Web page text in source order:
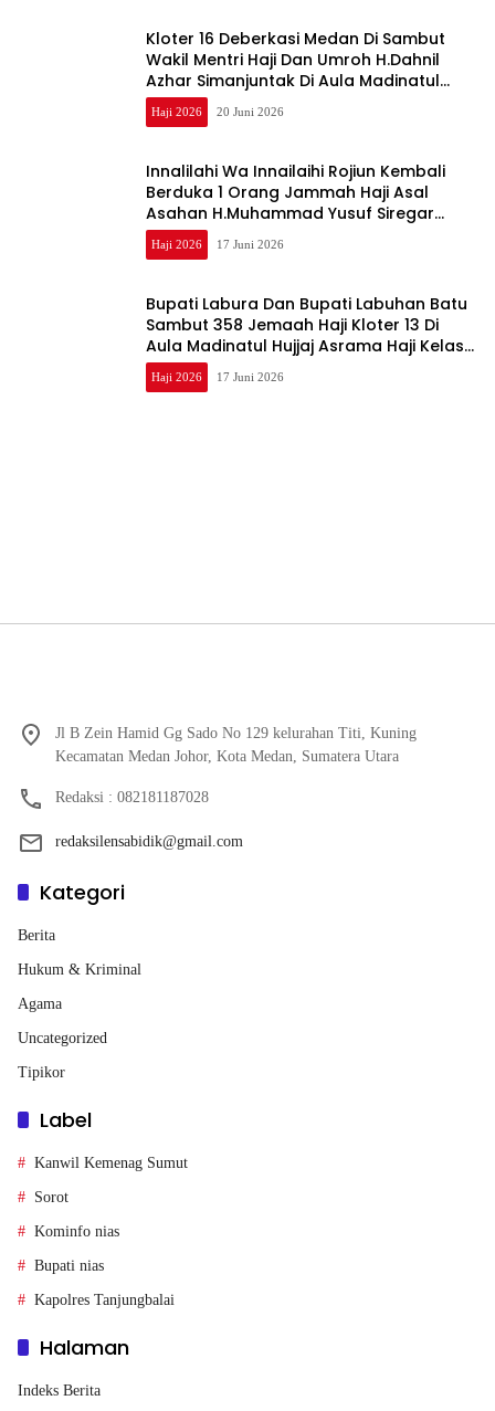
Kloter 16 Deberkasi Medan Di Sambut
Wakil Mentri Haji Dan Umroh H.Dahnil
Azhar Simanjuntak Di Aula Madinatul
Hujan Asrama Haji Kelas I Medan
Haji 2026 20 Juni 2026
Innalilahi Wa Innailaihi Rojiun Kembali
Berduka 1 Orang Jammah Haji Asal
Asahan H.Muhammad Yusuf Siregar
kloter 7 Meninggal Di RS King Abdullah
Medical Jeddah
Haji 2026 17 Juni 2026
Bupati Labura Dan Bupati Labuhan Batu
Sambut 358 Jemaah Haji Kloter 13 Di
Aula Madinatul Hujjaj Asrama Haji Kelas l
Medan Debarkasi Medan
Haji 2026 17 Juni 2026
Jl B Zein Hamid Gg Sado No 129 kelurahan Titi, Kuning
Kecamatan Medan Johor, Kota Medan, Sumatera Utara
Redaksi : 082181187028
redaksilensabidik@gmail.com
Kategori
Berita
Hukum & Kriminal
Agama
Uncategorized
Tipikor
Label
Kanwil Kemenag Sumut
Sorot
Kominfo nias
Bupati nias
Kapolres Tanjungbalai
Halaman
Indeks Berita